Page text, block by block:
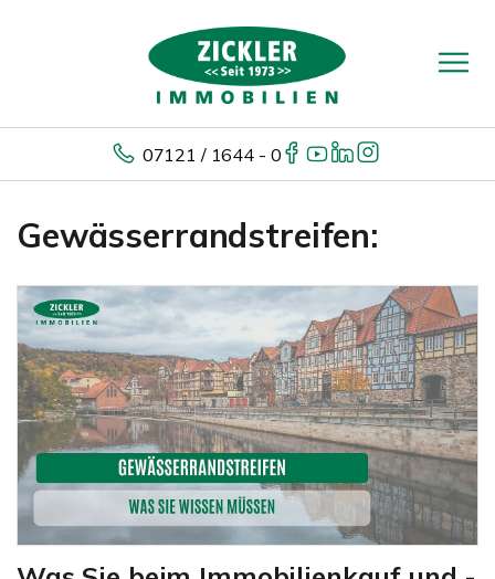
07121 / 1644 - 0
Gewässerrandstreifen: